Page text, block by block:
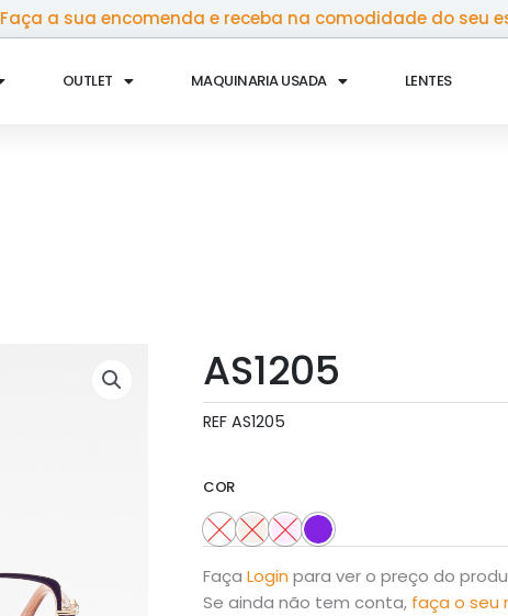
Faça a sua encomenda e receba na comodidade do seu
OUTLET MAQUINARIA USADA LENTES
AS1205
REF AS1205
COR
Faça Login para ver o preço do
Se ainda não tem conta, faça o seu